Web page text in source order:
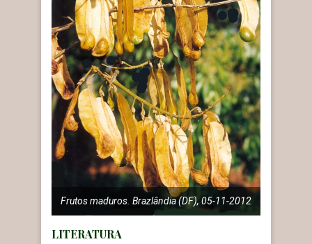
Frutos maduros. Brazlândia (DF), 05-11-2012
LITERATURA